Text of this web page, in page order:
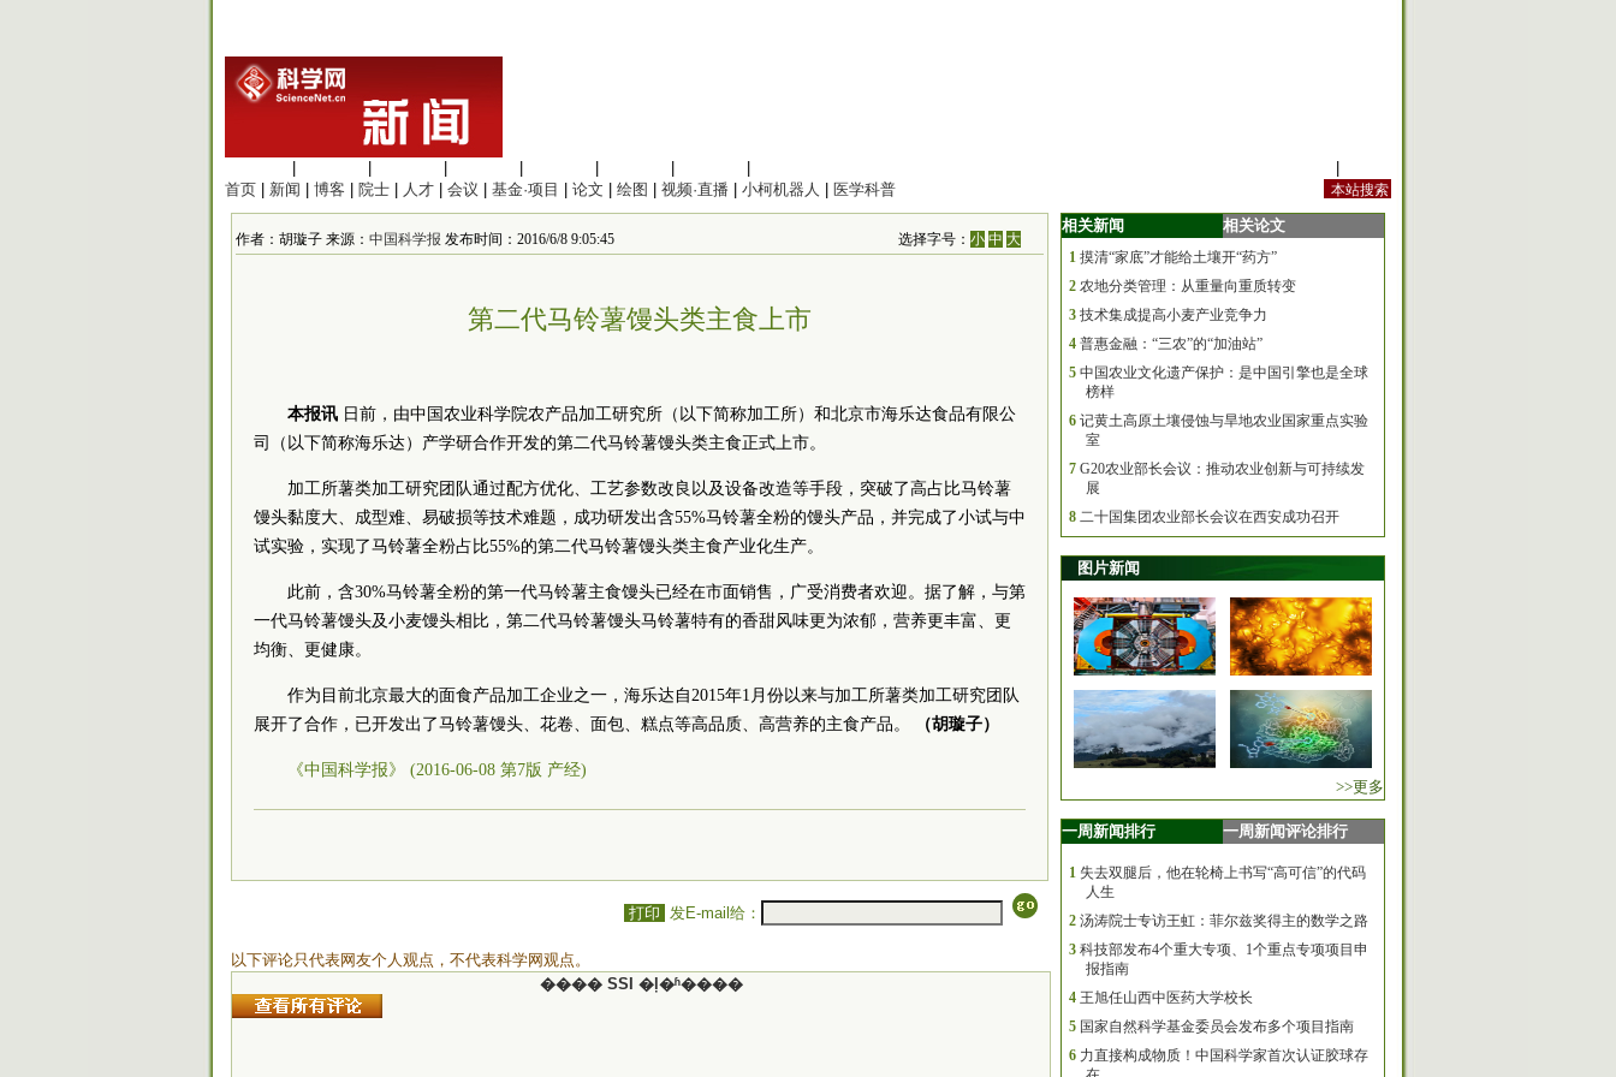
首页
新闻 博客 院士 人才 会议 基金·项目 论文 绘图 视频·直播 小柯机器人 医学科普
作者：胡璇子 来源： 中国科学报 发布时间：2016/6/8 9:05:45 选择字号：小 中 大
第二代马铃薯馒头类主食上市
本报讯 日前，由中国农业科学院农产品加工研究所（以下简称加工所）和北京市海乐达食品有限公
司（以下简称海乐达）产学研合作开发的第二代马铃薯馒头类主食正式上市。
加工所薯类加工研究团队通过配方优化、工艺参数改良以及设备改造等手段，突破了高占比马铃薯
馒头黏度大、成型难、易破损等技术难题，成功研发出含55%马铃薯全粉的馒头产品，并完成了小试与中
试实验，实现了马铃薯全粉占比55%的第二代马铃薯馒头类主食产业化生产。
此前，含30%马铃薯全粉的第一代马铃薯主食馒头已经在市面销售，广受消费者欢迎。据了解，与第
一代马铃薯馒头及小麦馒头相比，第二代马铃薯馒头马铃薯特有的香甜风味更为浓郁，营养更丰富、更
均衡、更健康。
作为目前北京最大的面食产品加工企业之一，海乐达自2015年1月份以来与加工所薯类加工研究团队
展开了合作，已开发出了马铃薯馒头、花卷、面包、糕点等高品质、高营养的主食产品。
（胡璇子）
《中国科学报》 (2016-06-08 第7版 产经)
打印 发E-mail给：
以下评论只代表网友个人观点，不代表科学网观点。
���� SSI �ļ�ʱ����
相关新闻 相关论文
1 摸清“家底”才能给土壤开“药方”
2 农地分类管理：从重量向重质转变
3 技术集成提高小麦产业竞争力
4 普惠金融：“三农”的“加油站”
5 中国农业文化遗产保护：是中国引擎也是全球
榜样
6 记黄土高原土壤侵蚀与旱地农业国家重点实验
室
7 G20农业部长会议：推动农业创新与可持续发
展
8 二十国集团农业部长会议在西安成功召开
图片新闻
>>更多
一周新闻排行 一周新闻评论排行
1 失去双腿后，他在轮椅上书写“高可信”的代码
人生
2 汤涛院士专访王虹：菲尔兹奖得主的数学之路
3 科技部发布4个重大专项、1个重点专项项目申
报指南
4 王旭任山西中医药大学校长
5 国家自然科学基金委员会发布多个项目指南
6 力直接构成物质！中国科学家首次认证胶球存